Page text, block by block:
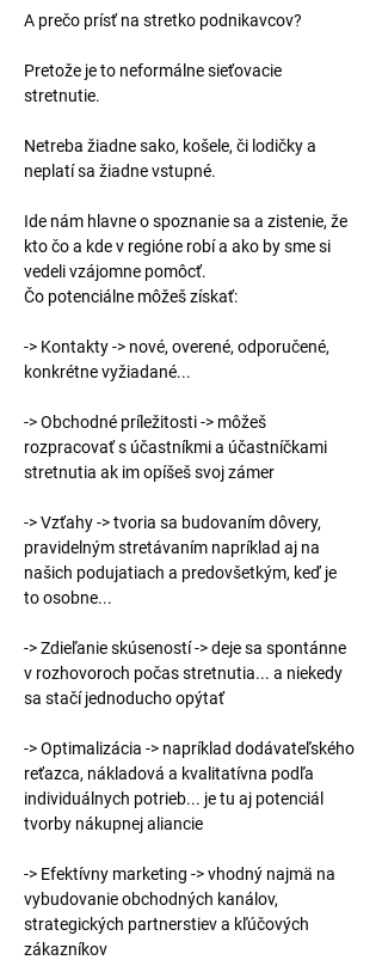
A prečo prísť na stretko podnikavcov?
Pretože je to neformálne sieťovacie
stretnutie.
Netreba žiadne sako, košele, či lodičky a
neplatí sa žiadne vstupné.
Ide nám hlavne o spoznanie sa a zistenie, že
kto čo a kde v regióne robí a ako by sme si
vedeli vzájomne pomôcť.
Čo potenciálne môžeš získať:
-> Kontakty -> nové, overené, odporučené,
konkrétne vyžiadané...
-> Obchodné príležitosti -> môžeš
rozpracovať s účastníkmi a účastníčkami
stretnutia ak im opíšeš svoj zámer
-> Vzťahy -> tvoria sa budovaním dôvery,
pravidelným stretávaním napríklad aj na
našich podujatiach a predovšetkým, keď je
to osobne...
-> Zdieľanie skúseností -> deje sa spontánne
v rozhovoroch počas stretnutia... a niekedy
sa stačí jednoducho opýtať
-> Optimalizácia -> napríklad dodávateľského
reťazca, nákladová a kvalitatívna podľa
individuálnych potrieb... je tu aj potenciál
tvorby nákupnej aliancie
-> Efektívny marketing -> vhodný najmä na
vybudovanie obchodných kanálov,
strategických partnerstiev a kľúčových
zákazníkov